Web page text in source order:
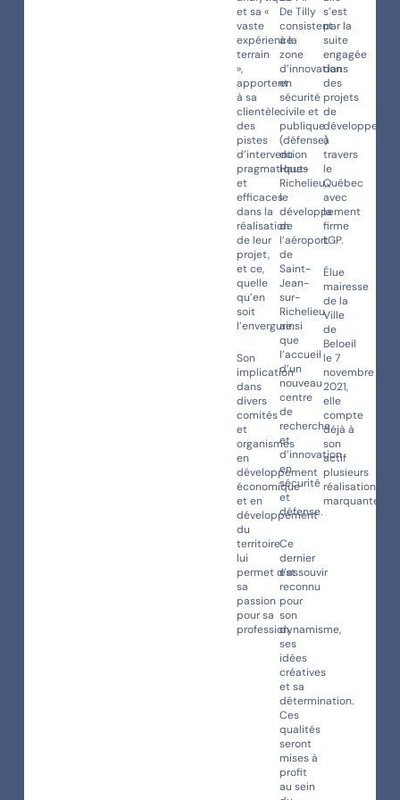
et sa «
vaste
expérience
terrain
»,
apportent
à sa
clientèle
des
pistes
d’intervention
pragmatiques
et
efficaces
dans la
réalisation
de leur
projet,
et ce,
quelle
qu’en
soit
l’envergure.
Son
implication
dans
divers
comités
et
organismes
en
développement
économique
et en
développement
du
territoire
lui
permet d’assouvir
sa
passion
pour sa
profession.
De Tilly
consistent
à la
zone
d’innovation
en
sécurité
civile et
publique
(défense)
du
Haut-
Richelieu,
le
développement
de
l’aéroport
de
Saint-
Jean-
sur-
Richelieu,
ainsi
que
l’accueil
d’un
nouveau
centre
de
recherche
et
d’innovation
en
sécurité
et
défense.
Ce
dernier
est
reconnu
pour
son
dynamisme,
ses
idées
créatives
et sa
détermination.
Ces
qualités
seront
mises à
profit
au sein
s’est
par la
suite
engagée
dans
des
projets
de
à
travers
le
Québec
avec
la
firme
LGP.
Élue
mairesse
de la
Ville
de
Beloeil
le 7
novembre
2021,
elle
compte
déjà à
son
actif
plusieurs
réalisations
marquantes.